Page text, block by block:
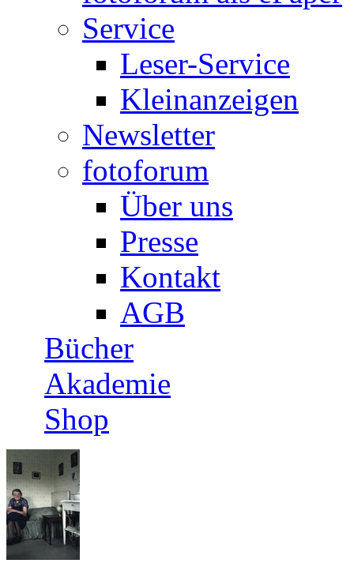
Service
Leser-Service
Kleinanzeigen
Newsletter
fotoforum
Über uns
Presse
Kontakt
AGB
Bücher
Akademie
Shop